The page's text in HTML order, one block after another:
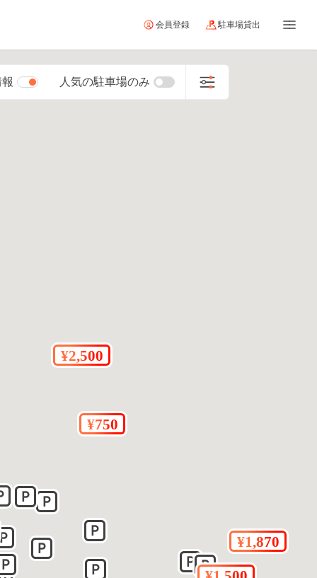
会員登録 駐車場貸出
人気の駐車場のみ